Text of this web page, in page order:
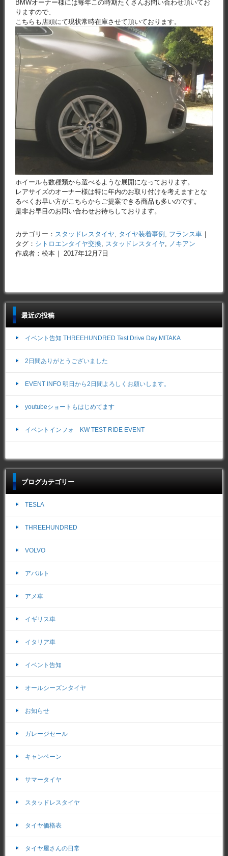
BMWオーナー様には毎年この時期たくさんお問い合わせ頂いてお
りますので、
こちらも店頭にて現状常時在庫させて頂いております。
ホイールも数種類から選べるような展開になっております。
レアサイズのオーナー様は特に年内のお取り付けを考えますとな
るべくお早い方がこちらからご提案できる商品も多いのです。
是非お早目のお問い合わせお待ちしております。
カテゴリー： スタッドレスタイヤ, タイヤ装着事例 , フランス車 ｜
タグ： シトロエンタイヤ交換, スタッドレスタイヤ, ノキアン
作成者：松本｜ 2017年12月7日
最近の投稿
イベント告知 THREEHUNDRED Test Drive Day MITAKA
2日間ありがとうございました
EVENT INFO 明日から2日間よろしくお願いします。
youtubeショートもはじめてます
イベントインフォ KW TEST RIDE EVENT
ブログカテゴリー
TESLA
THREEHUNDRED
VOLVO
アバルト
アメ車
イギリス車
イタリア車
イベント告知
オールシーズンタイヤ
お知らせ
ガレージセール
キャンペーン
サマータイヤ
スタッドレスタイヤ
タイヤ価格表
タイヤ屋さんの日常